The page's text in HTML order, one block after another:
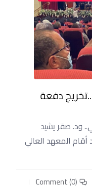
..تخريج دفعة
ود. صقر يشيد
المعهد العالي
Comment (0)